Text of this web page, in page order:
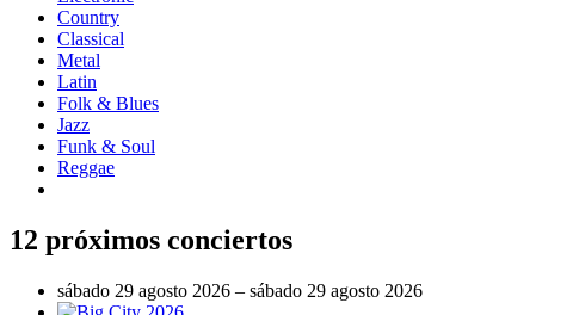
Country
Classical
Metal
Latin
Folk & Blues
Jazz
Funk & Soul
Reggae
12 próximos conciertos
sábado 29 agosto 2026 – sábado 29 agosto 2026